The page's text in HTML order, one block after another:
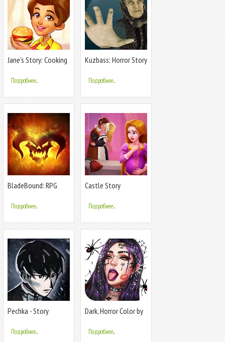
Jane’s Story: Cooking
Подробнее...
Kuzbass: Horror Story
Подробнее...
BladeBound: RPG
Подробнее...
Castle Story
Подробнее...
Pechka - Story
Подробнее...
Dark, Horror Color by
Подробнее...